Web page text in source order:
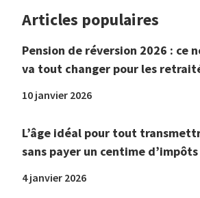
Articles populaires
Pension de réversion 2026 : ce
va tout changer pour les
10 janvier 2026
L’âge idéal pour tout
sans payer un centime d’impôts
4 janvier 2026